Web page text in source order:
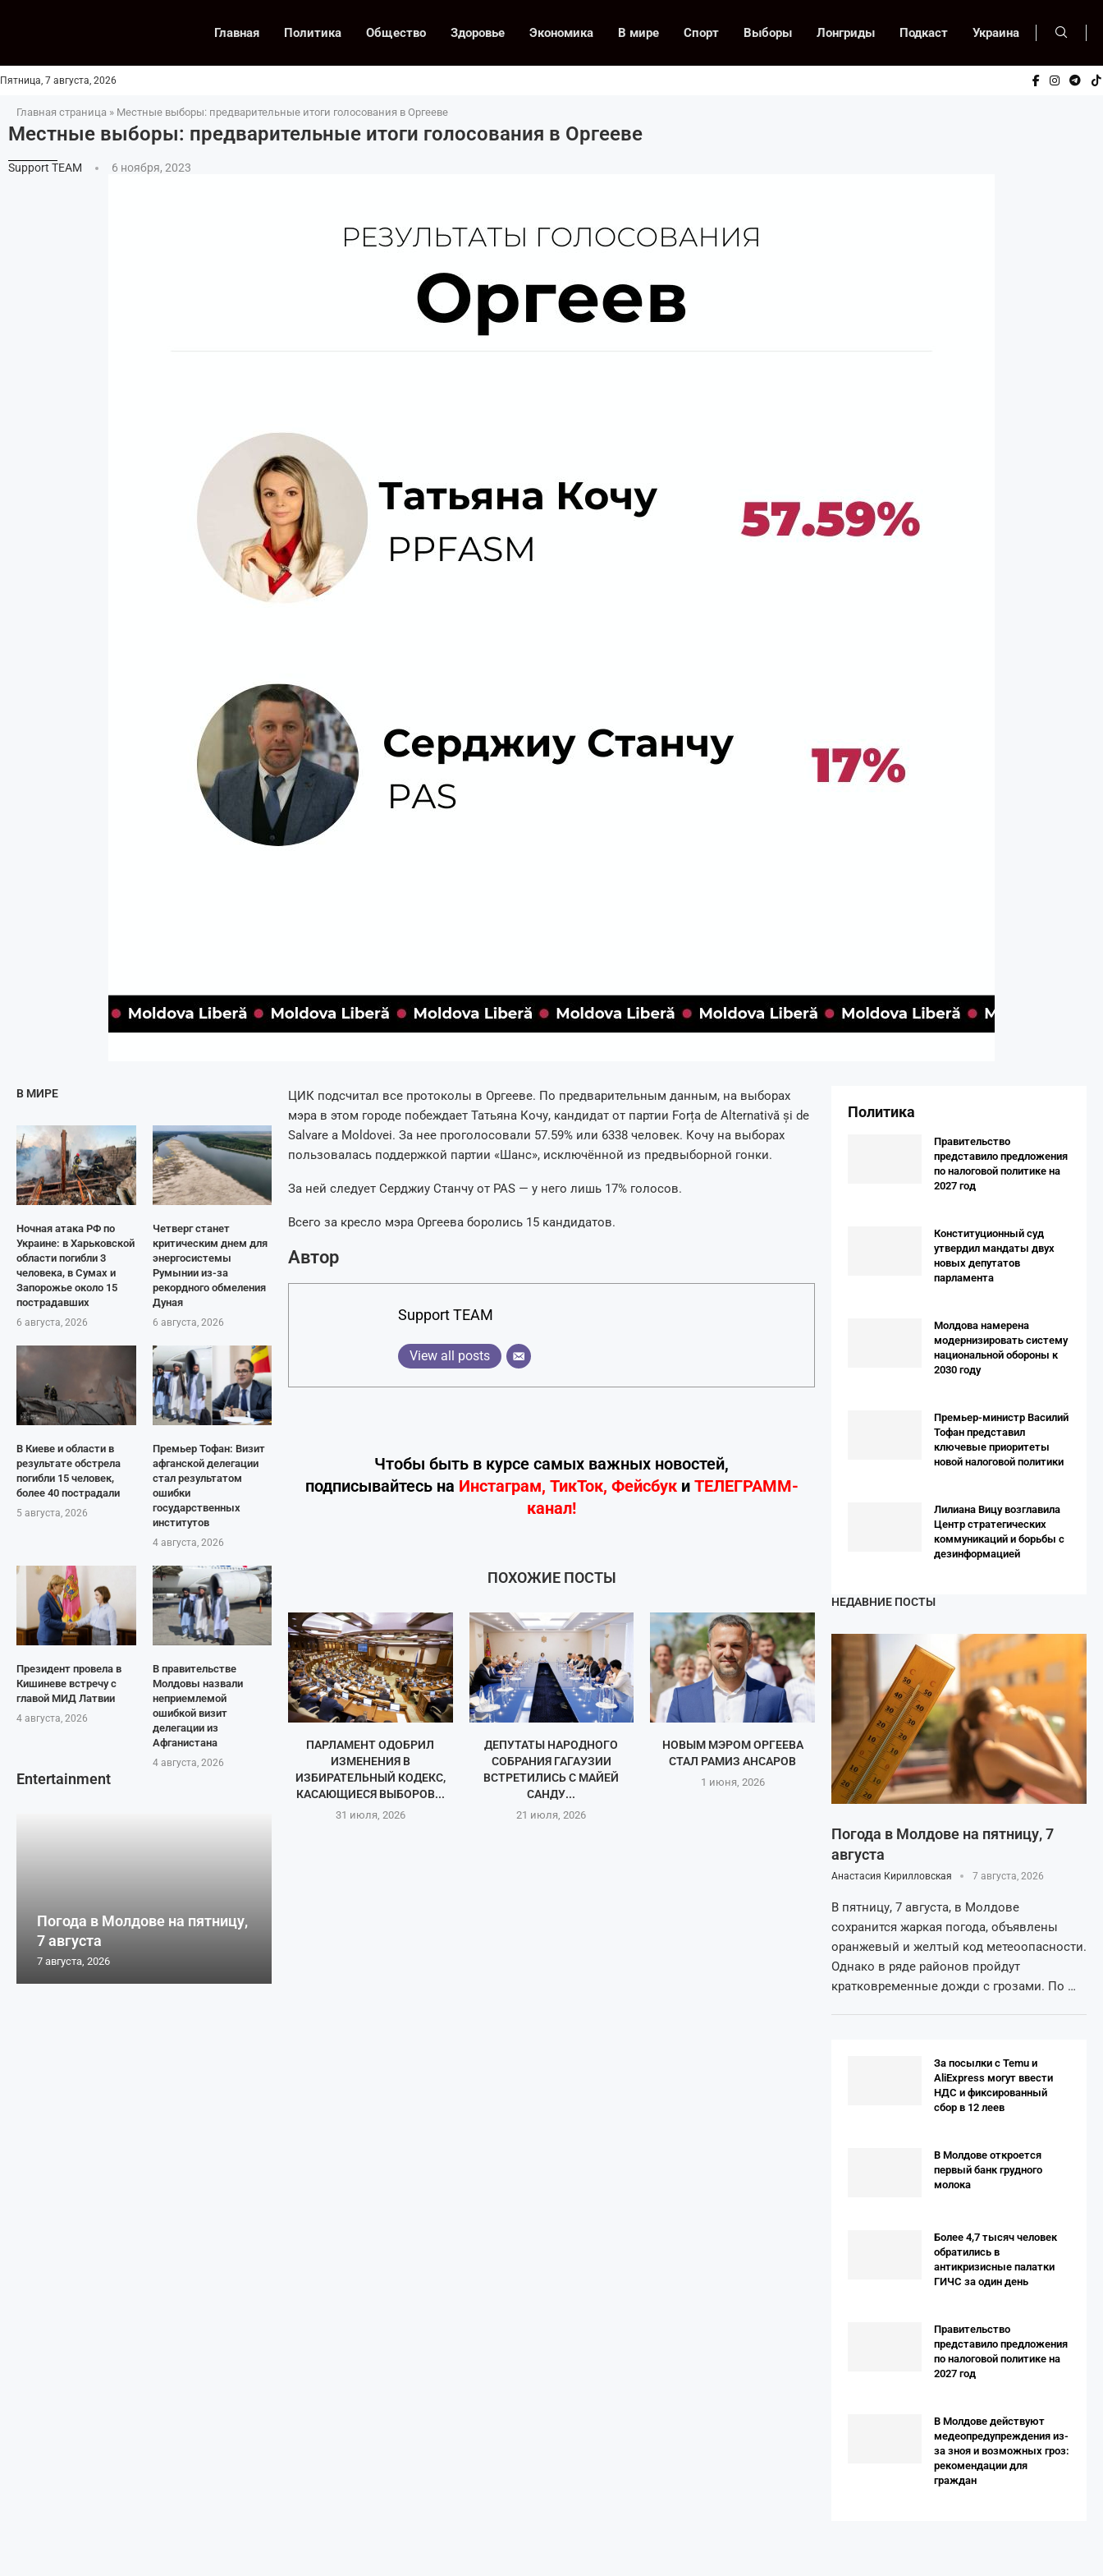
Главная Политика Общество Здоровье Экономика В мире Спорт Выборы Лонгриды Подкаст Украина
Пятница, 7 августа, 2026
Главная страница » Местные выборы: предварительные итоги голосования в Оргееве
Местные выборы: предварительные итоги голосования в Оргееве
Support TEAM 6 ноября, 2023
В МИРЕ
Ночная атака РФ по
Украине: в Харьковской
области погибли 3
человека, в Сумах и
Запорожье около 15
пострадавших
6 августа, 2026
Четверг станет
критическим днем для
энергосистемы
Румынии из-за
рекордного обмеления
Дуная
6 августа, 2026
В Киеве и области в
результате обстрела
погибли 15 человек,
более 40 пострадали
5 августа, 2026
Премьер Тофан: Визит
афганской делегации
стал результатом
ошибки
государственных
институтов
4 августа, 2026
Президент провела в
Кишиневе встречу с
главой МИД Латвии
4 августа, 2026
В правительстве
Молдовы назвали
неприемлемой
ошибкой визит
делегации из
Афганистана
4 августа, 2026
Entertainment
Погода в Молдове на пятницу,
7 августа
7 августа, 2026
ЦИК подсчитал все протоколы в Оргееве. По предварительным данным, на выборах
мэра в этом городе побеждает Татьяна Кочу, кандидат от партии Forța de Alternativă și de
Salvare a Moldovei. За нее проголосовали 57.59% или 6338 человек. Кочу на выборах
пользовалась поддержкой партии «Шанс», исключённой из предвыборной гонки.
За ней следует Серджиу Станчу от PAS — у него лишь 17% голосов.
Всего за кресло мэра Оргеева боролись 15 кандидатов.
Автор
Support TEAM
View all posts
Чтобы быть в курсе самых важных новостей,
подписывайтесь на Инстаграм, ТикТок, Фейсбуки ТЕЛЕГРАММ-
канал!
ПОХОЖИЕ ПОСТЫ
ПАРЛАМЕНТ ОДОБРИЛ
ИЗМЕНЕНИЯ В
ИЗБИРАТЕЛЬНЫЙ КОДЕКС,
КАСАЮЩИЕСЯ ВЫБОРОВ...
31 июля, 2026
ДЕПУТАТЫ НАРОДНОГО
СОБРАНИЯ ГАГАУЗИИ
ВСТРЕТИЛИСЬ С МАЙЕЙ
САНДУ...
21 июля, 2026
НОВЫМ МЭРОМ ОРГЕЕВА
СТАЛ РАМИЗ АНСАРОВ
1 июня, 2026
Политика
Правительство
представило предложения
по налоговой политике на
2027 год
Конституционный суд
утвердил мандаты двух
новых депутатов
парламента
Молдова намерена
модернизировать систему
национальной обороны к
2030 году
Премьер-министр Василий
Тофан представил
ключевые приоритеты
новой налоговой политики
Лилиана Вицу возглавила
Центр стратегических
коммуникаций и борьбы с
дезинформацией
НЕДАВНИЕ ПОСТЫ
Погода в Молдове на пятницу, 7
августа
Анастасия Кирилловская 7 августа, 2026
В пятницу, 7 августа, в Молдове
сохранится жаркая погода, объявлены
оранжевый и желтый код метеоопасности.
Однако в ряде районов пройдут
кратковременные дожди с грозами. По …
За посылки с Temu и
AliExpress могут ввести
НДС и фиксированный
сбор в 12 леев
В Молдове откроется
первый банк грудного
молока
Более 4,7 тысяч человек
обратились в
антикризисные палатки
ГИЧС за один день
Правительство
представило предложения
по налоговой политике на
2027 год
В Молдове действуют
медеопредупреждения из-
за зноя и возможных гроз:
рекомендации для
граждан